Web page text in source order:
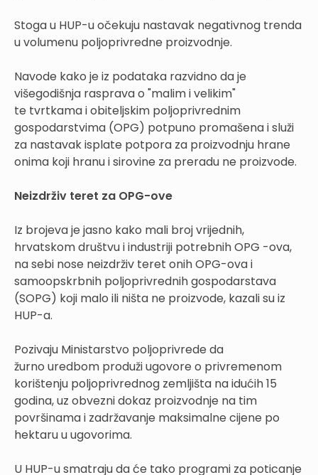
Stoga u HUP-u očekuju nastavak negativnog trenda
u volumenu poljoprivredne proizvodnje.
Navode kako je iz podataka razvidno da je
višegodišnja rasprava o "malim i velikim"
te tvrtkama i obiteljskim poljoprivrednim
gospodarstvima (OPG) potpuno promašena i služi
za nastavak isplate potpora za proizvodnju hrane
onima koji hranu i sirovine za preradu ne proizvode.
Neizdrživ teret za OPG-ove
Iz brojeva je jasno kako mali broj vrijednih,
hrvatskom društvu i industriji potrebnih OPG -ova,
na sebi nose neizdrživ teret onih OPG-ova i
samoopskrbnih poljoprivrednih gospodarstava
(SOPG) koji malo ili ništa ne proizvode, kazali su iz
HUP-a.
Pozivaju Ministarstvo poljoprivrede da
žurno uredbom produži ugovore o privremenom
korištenju poljoprivrednog zemljišta na idućih 15
godina, uz obvezni dokaz proizvodnje na tim
površinama i zadržavanje maksimalne cijene po
hektaru u ugovorima.
U HUP-u smatraju da će tako programi za poticanje